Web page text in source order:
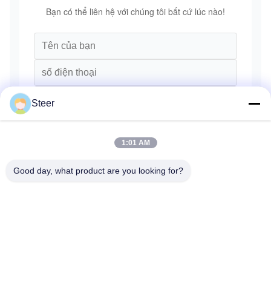
Bạn có thể liên hệ với chúng tôi bất cứ lúc nào!
Steer
1:01 AM
Good day, what product are you looking for?